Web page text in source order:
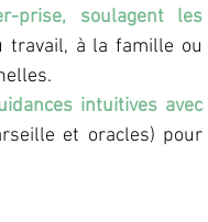
prise, soulagent les
travail, à la famille ou
intuitives avec
et oracles) pour